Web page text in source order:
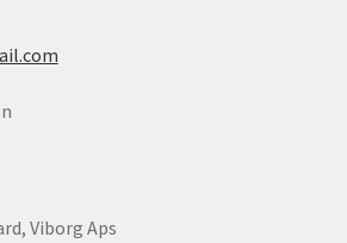
Viborg Aps